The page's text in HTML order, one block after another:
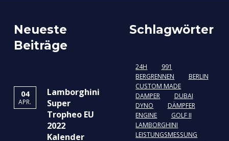
Neueste
Beiträge
04
APR.
Lamborghini
Super
Tropheo EU
2022
Kalender
Schlagwörter
24H
991
BERGRENNEN
BERLIN
CUSTOM MADE
DAMPER
DUBAI
DYNO
DÄMPFER
ENGINE
GOLF II
LAMBORGHINI
LEISTUNGSMESSUNG